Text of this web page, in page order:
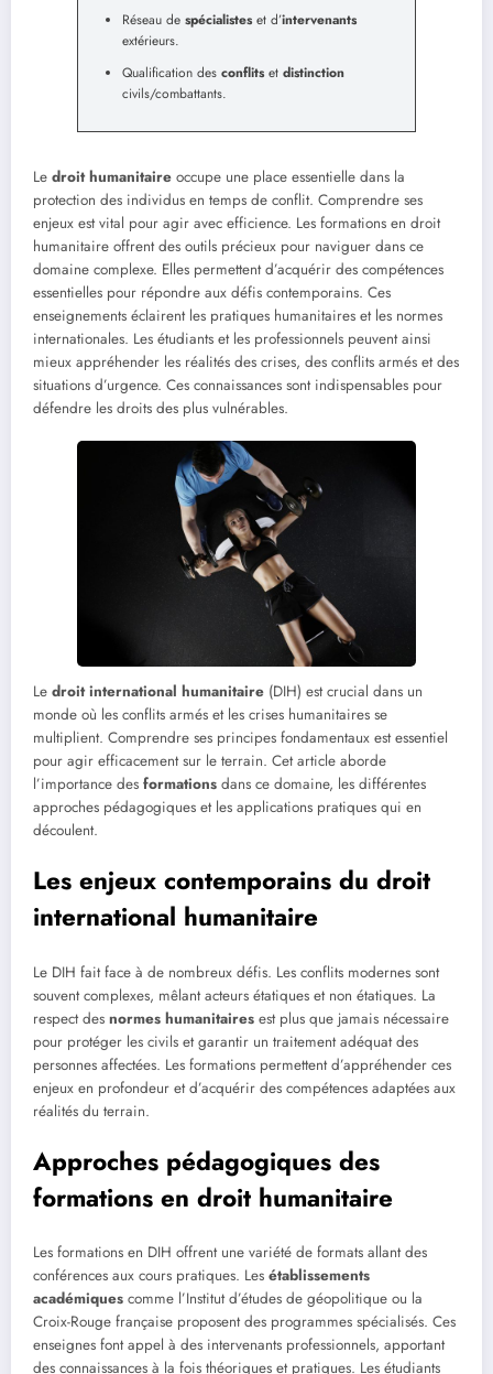
Réseau de spécialisteset d’intervenants
extérieurs.
Qualification des conflitset distinction
civils/combattants.
Le droit humanitaire occupe une place essentielle dans la
protection des individus en temps de conflit. Comprendre ses
enjeux est vital pour agir avec efficience. Les formations en droit
humanitaire offrent des outils précieux pour naviguer dans ce
domaine complexe. Elles permettent d’acquérir des compétences
essentielles pour répondre aux défis contemporains. Ces
enseignements éclairent les pratiques humanitaires et les normes
internationales. Les étudiants et les professionnels peuvent ainsi
mieux appréhender les réalités des crises, des conflits armés et des
situations d’urgence. Ces connaissances sont indispensables pour
défendre les droits des plus vulnérables.
Le droit international humanitaire (DIH) est crucial dans un
monde où les conflits armés et les crises humanitaires se
multiplient. Comprendre ses principes fondamentaux est essentiel
pour agir efficacement sur le terrain. Cet article aborde
l’importance des formations dans ce domaine, les différentes
approches pédagogiques et les applications pratiques qui en
découlent.
Les enjeux contemporains du droit
international humanitaire
Le DIH fait face à de nombreux défis. Les conflits modernes sont
souvent complexes, mêlant acteurs étatiques et non étatiques. La
respect des normes humanitaires est plus que jamais nécessaire
pour protéger les civils et garantir un traitement adéquat des
personnes affectées. Les formations permettent d’appréhender ces
enjeux en profondeur et d’acquérir des compétences adaptées aux
réalités du terrain.
Approches pédagogiques des
formations en droit humanitaire
Les formations en DIH offrent une variété de formats allant des
conférences aux cours pratiques. Les établissements
académiques comme l’Institut d’études de géopolitique ou la
Croix-Rouge française proposent des programmes spécialisés. Ces
enseignes font appel à des intervenants professionnels, apportant
des connaissances à la fois théoriques et pratiques. Les étudiants